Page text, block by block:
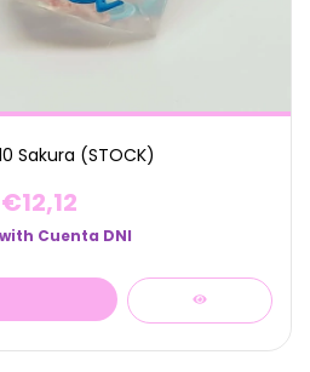
Sakura (STOCK)
€12,12
with Cuenta DNI